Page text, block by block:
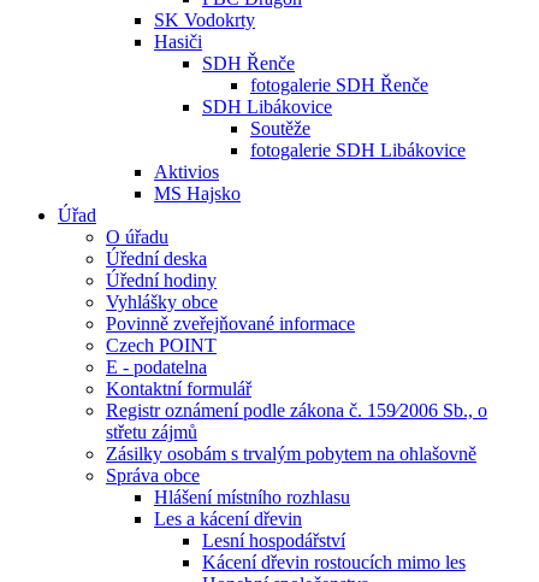
SK Vodokrty
Hasiči
SDH Řenče
fotogalerie SDH Řenče
SDH Libákovice
Soutěže
fotogalerie SDH Libákovice
Aktivios
MS Hajsko
Úřad
O úřadu
Úřední deska
Úřední hodiny
Vyhlášky obce
Povinně zveřejňované informace
Czech POINT
E - podatelna
Kontaktní formulář
Registr oznámení podle zákona č. 159⁄2006 Sb., o
střetu zájmů
Zásilky osobám s trvalým pobytem na ohlašovně
Správa obce
Hlášení místního rozhlasu
Les a kácení dřevin
Lesní hospodářství
Kácení dřevin rostoucích mimo les